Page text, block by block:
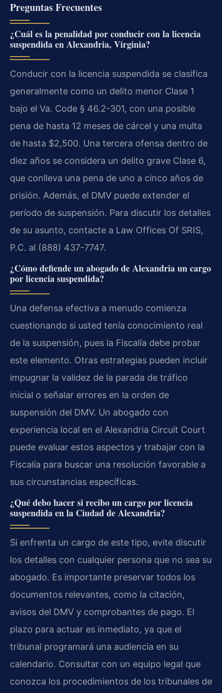
Preguntas Frecuentes
¿Cuál es la penalidad por conducir con la licencia
suspendida en Alexandria, Virginia?
Conducir con la licencia suspendida se clasifica
generalmente como un delito menor Clase 1
bajo el Va. Code § 46.2-301, con una posible
pena de hasta 12 meses de cárcel y una multa
de hasta $2,500. Una tercera ofensa dentro de
diez años se considera un delito grave Clase 6,
que conlleva una pena de uno a cinco años de
prisión. Además, el DMV puede extender el
período de suspensión. Para discutir los detalles
de su asunto, contacte a Law Offices Of SRIS,
P.C. al (888) 437-7747.
¿Cómo defiende un abogado de Alexandria un cargo
por licencia suspendida?
Una defensa efectiva a menudo comienza
cuestionando si usted tenía conocimiento real
de la suspensión, pues la Fiscalía debe probar
este elemento. Otras estrategias pueden incluir
impugnar la validez de la parada de tráfico
inicial o señalar errores en la orden de
suspensión del DMV. Un abogado con
experiencia local en el Alexandria Circuit Court
puede evaluar estos aspectos y trabajar con la
Fiscalía para buscar una resolución favorable a
sus circunstancias específicas.
¿Qué debo hacer si recibo un cargo por licencia
suspendida en la Ciudad de Alexandria?
Si enfrenta un cargo de este tipo, evite discutir
los detalles con cualquier persona que no sea su
abogado. Es importante preservar todos los
documentos relevantes, como la citación,
avisos del DMV y comprobantes de pago. El
plazo para actuar es inmediato, ya que el
tribunal programará una audiencia en su
calendario. Consultar con un equipo legal que
conozca los procedimientos de los tribunales de